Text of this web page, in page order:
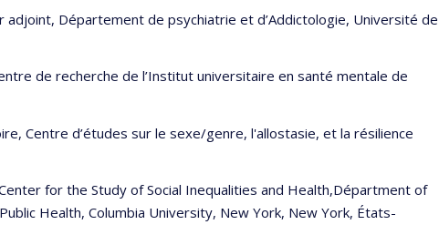
Département de psychiatrie et d’Addictologie, Université de
de recherche de l’Institut universitaire en santé mentale de
Centre d’études sur le sexe/genre, l'allostasie, et la résilience
for the Study of Social Inequalities and Health,Départment of
Health, Columbia University, New York, New York, États-